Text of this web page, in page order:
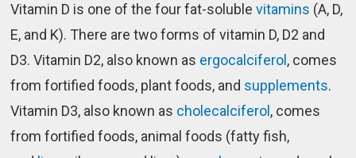
Vitamin D is one of the four fat-solublevitamins (A, D,
E, and K). There are two forms of vitamin D, D2 and
D3. Vitamin D2, also known as ergocalciferol , comes
from fortified foods, plant foods, and supplements.
Vitamin D3, also known as cholecalciferol , comes
from fortified foods, animal foods (fatty fish,